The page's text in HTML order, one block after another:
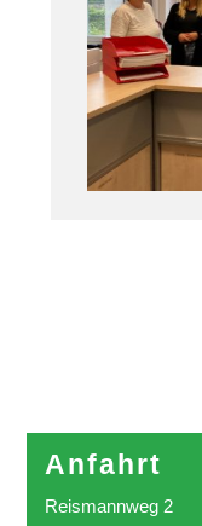
Anfahrt
Reismannweg 2